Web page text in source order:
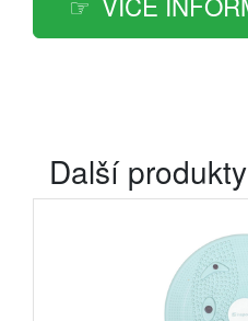
Další produkty